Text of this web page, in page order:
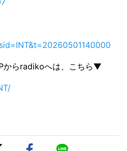
からradikoへは、こちら▼